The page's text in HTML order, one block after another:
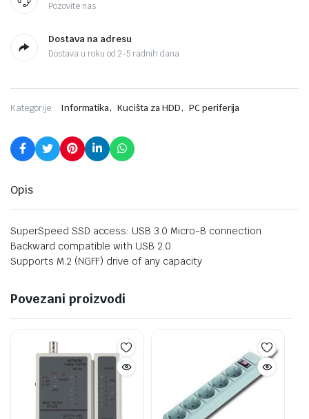
Pozovite nas
Dostava na adresu
Dostava u roku od 2-5 radnih dana
Kategorije: Informatika, Kucišta za HDD, PC periferija
Opis
SuperSpeed SSD access: USB 3.0 Micro-B connection
Backward compatible with USB 2.0
Supports M.2 (NGFF) drive of any capacity
Povezani proizvodi